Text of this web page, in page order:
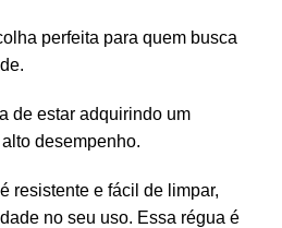
perfeita para quem busca
de estar adquirindo um
desempenho.
resistente e fácil de limpar,
no seu uso. Essa régua é